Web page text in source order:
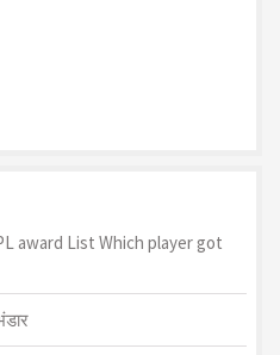
award List Which player got